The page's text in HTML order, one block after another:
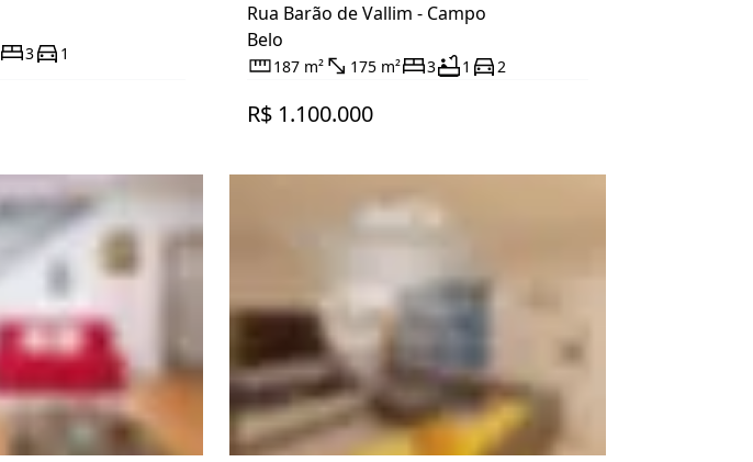
3 1
Rua Barão de Vallim - Campo
Belo
187 m² 175 m² 3 1 2
R$ 1.100.000